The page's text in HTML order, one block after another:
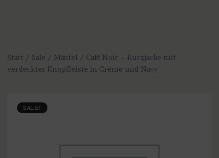
Start / Sale / Mäntel / Café Noir – Kurzjacke mit
verdeckter Knopfleiste in Crème und Navy
SALE!